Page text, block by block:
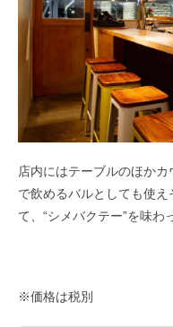
店内にはテーブルのほか
で飲めるバルとしても使
て、“シメバクテー”を味わ
※価格は税別